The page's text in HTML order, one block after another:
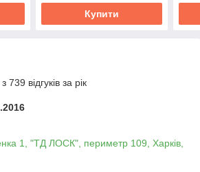
Купити
відгуків за рік
1, "ТД ЛОСК", периметр 109, Харків,